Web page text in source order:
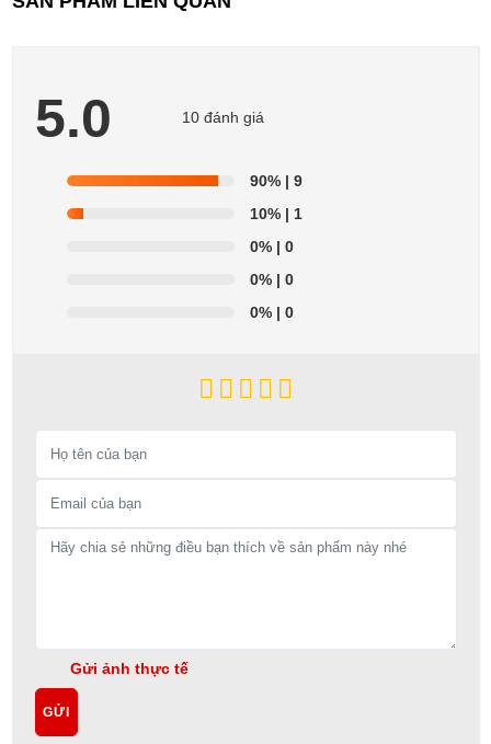
5.0 10 đánh giá
90% | 9
10% | 1
0% | 0
0% | 0
0% | 0
Gửi ảnh thực tế
GỬI